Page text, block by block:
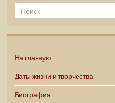
На главную
Даты жизни и творчества
Биография